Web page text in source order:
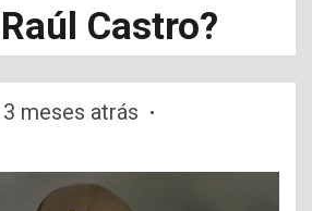
Castro?
3 meses atrás